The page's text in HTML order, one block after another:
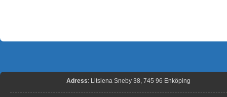
Adress: Litslena Sneby 38, 745 96 Enköping